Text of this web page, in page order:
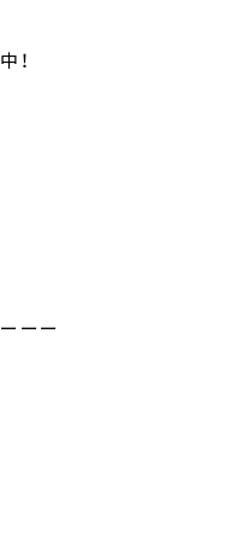
！
ーー